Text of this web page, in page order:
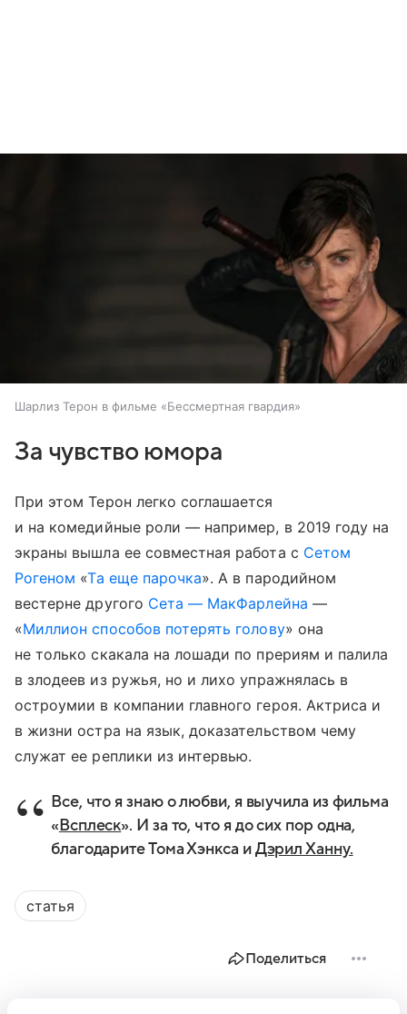
Шарлиз Терон в фильме «Бессмертная гвардия»
За чувство юмора
При этом Терон легко соглашается
и на комедийные роли — например, в 2019 году на
экраны вышла ее совместная работа с Сетом
Рогеном «Та еще парочка». А в пародийном
вестерне другого Сета — МакФарлейна —
«Миллион способов потерять голову» она
не только скакала на лошади по прериям и палила
в злодеев из ружья, но и лихо упражнялась в
остроумии в компании главного героя. Актриса и
в жизни остра на язык, доказательством чему
служат ее реплики из интервью.
Все, что я знаю о любви, я выучила из фильма
« Всплеск». И за то, что я до сих пор одна,
благодарите Тома Хэнкса и Дэрил Ханну.
статья
Поделиться